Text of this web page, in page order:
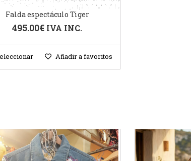
Falda espectáculo Tiger
495.00€ IVA INC.
Añadir a favoritos